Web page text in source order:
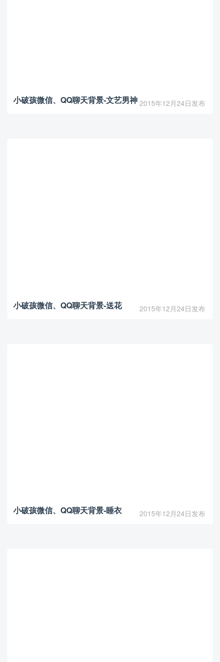
小破孩微信、QQ聊天背景-文艺男神 2015年12月24日发布
小破孩微信、QQ聊天背景-送花 2015年12月24日发布
小破孩微信、QQ聊天背景-睡衣 2015年12月24日发布